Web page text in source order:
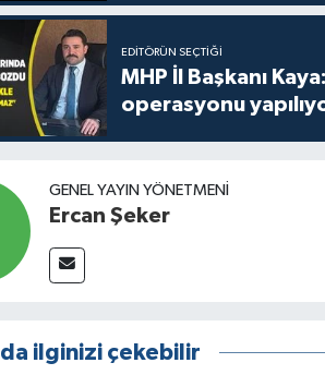
EDITÖRÜN SEÇTIĞI
MHP İl Başkanı
operasyonu
GENEL YAYIN YÖNETMENI
Ercan Şeker
da ilginizi çekebilir